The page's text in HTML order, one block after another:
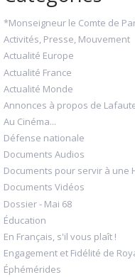
*Monseigneur le Comte de
Activités, Presse, Mouvement
Actualité Europe
Actualité France
Actualité Monde
Annonces à propos de
Au Cinéma...
Défense nationale
Documents Audios
Documents pour servir à une
Documents Vidéos
Dossier - Mai 68
Éducation
En Français, s'il vous plaît !
Engagement et Fidélité de
Éphémérides